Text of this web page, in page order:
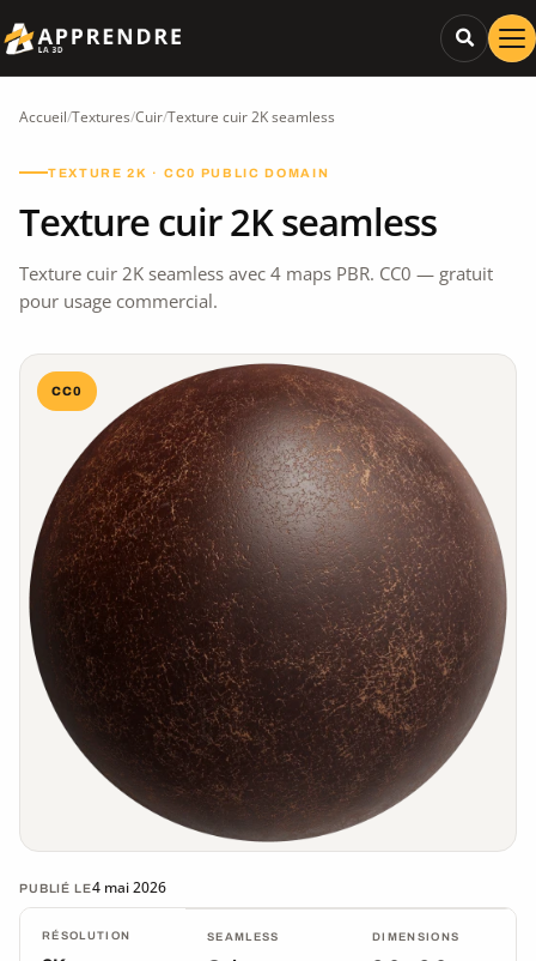
Accueil/Textures/Cuir/Texture cuir 2K seamless
TEXTURE 2K · CC0 PUBLIC DOMAIN
Texture cuir 2K seamless
Texture cuir 2K seamless avec 4 maps PBR. CC0 — gratuit
pour usage commercial.
CC0
PUBLIÉ LE4 mai 2026
RÉSOLUTION SEAMLESS DIMENSIONS